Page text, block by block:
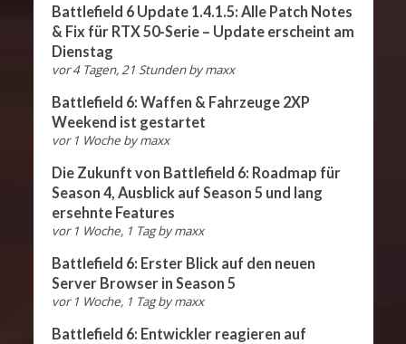
Battlefield 6 Update 1.4.1.5: Alle Patch Notes
& Fix für RTX 50-Serie – Update erscheint am
Dienstag
vor 4 Tagen, 21 Stunden bymaxx
Battlefield 6: Waffen & Fahrzeuge 2XP
Weekend ist gestartet
vor 1 Woche bymaxx
Die Zukunft von Battlefield 6: Roadmap für
Season 4, Ausblick auf Season 5 und lang
ersehnte Features
vor 1 Woche, 1 Tag bymaxx
Battlefield 6: Erster Blick auf den neuen
Server Browser in Season 5
vor 1 Woche, 1 Tag bymaxx
Battlefield 6: Entwickler reagieren auf